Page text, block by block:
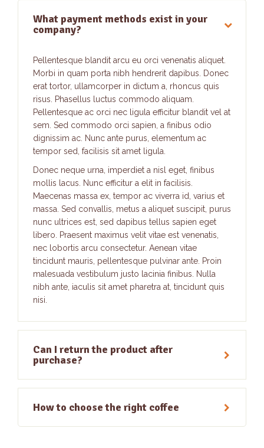
What payment methods exist in your
company?
Pellentesque blandit arcu eu orci venenatis aliquet.
Morbi in quam porta nibh hendrerit dapibus. Donec
erat tortor, ullamcorper in dictum a, rhoncus quis
risus. Phasellus luctus commodo aliquam.
Pellentesque ac orci nec ligula efficitur blandit vel at
sem. Sed commodo orci sapien, a finibus odio
dignissim ac. Nunc ante purus, elementum ac
tempor sed, facilisis sit amet ligula.
Donec neque urna, imperdiet a nisl eget, finibus
mollis lacus. Nunc efficitur a elit in facilisis.
Maecenas massa ex, tempor ac viverra id, varius et
massa. Sed convallis, metus a aliquet suscipit, purus
nunc ultrices est, sed dapibus tellus sapien eget
libero. Praesent maximus velit vitae est venenatis,
nec lobortis arcu consectetur. Aenean vitae
tincidunt mauris, pellentesque pulvinar ante. Proin
malesuada vestibulum justo lacinia finibus. Nulla
nibh ante, iaculis sit amet pharetra at, tincidunt quis
nisi.
Can I return the product after
purchase?
How to choose the right coffee